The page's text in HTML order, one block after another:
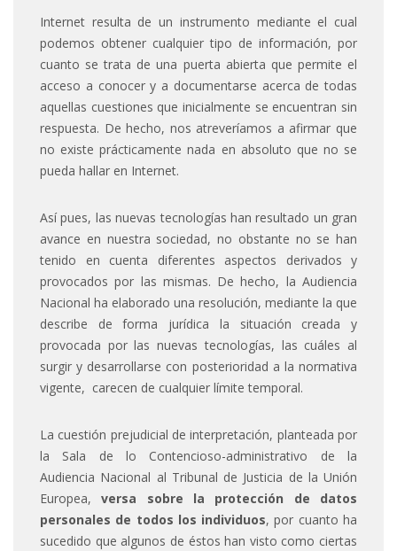
Internet resulta de un instrumento mediante el cual
podemos obtener cualquier tipo de información, por
cuanto se trata de una puerta abierta que permite el
acceso a conocer y a documentarse acerca de todas
aquellas cuestiones que inicialmente se encuentran sin
respuesta. De hecho, nos atreveríamos a afirmar que
no existe prácticamente nada en absoluto que no se
pueda hallar en Internet.
Así pues, las nuevas tecnologías han resultado un gran
avance en nuestra sociedad, no obstante no se han
tenido en cuenta diferentes aspectos derivados y
provocados por las mismas. De hecho, la Audiencia
Nacional ha elaborado una resolución, mediante la que
describe de forma jurídica la situación creada y
provocada por las nuevas tecnologías, las cuáles al
surgir y desarrollarse con posterioridad a la normativa
vigente, carecen de cualquier límite temporal.
La cuestión prejudicial de interpretación, planteada por
la Sala de lo Contencioso-administrativo de la
Audiencia Nacional al Tribunal de Justicia de la Unión
Europea,versa sobre la protección de datos
personales de todos los individuos, por cuanto ha
sucedido que algunos de éstos han visto como ciertas